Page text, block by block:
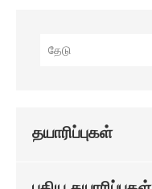
தயாரிப்புகள்